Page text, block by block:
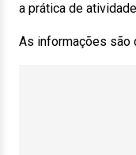
a prática de
As informações são